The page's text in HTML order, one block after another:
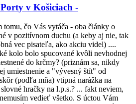
v Košiciach -
tomu, čo Vás vytáča - oba články o
v pozitívnom duchu (a keby aj nie, tak
vec pisateľa, ako akciu videl) ....
kolo bolo spucované kvôli nevhodnej
do krčmy? (priznám sa, nikdy
umiestnenie a "vývesný štít" od
(podľa mňa) vtipná narážka na
hračky na l.p.s.? ... fakt neviem,
vedieť všetko. S úctou Vám